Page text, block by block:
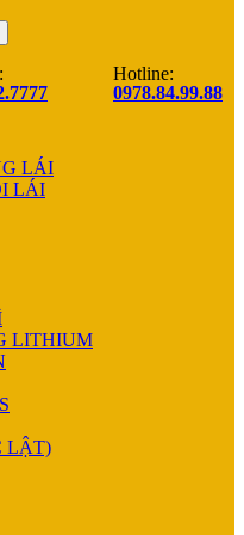
Hotline:
0978.84.99.88
LÁI
LÁI
LITHIUM
LẬT)